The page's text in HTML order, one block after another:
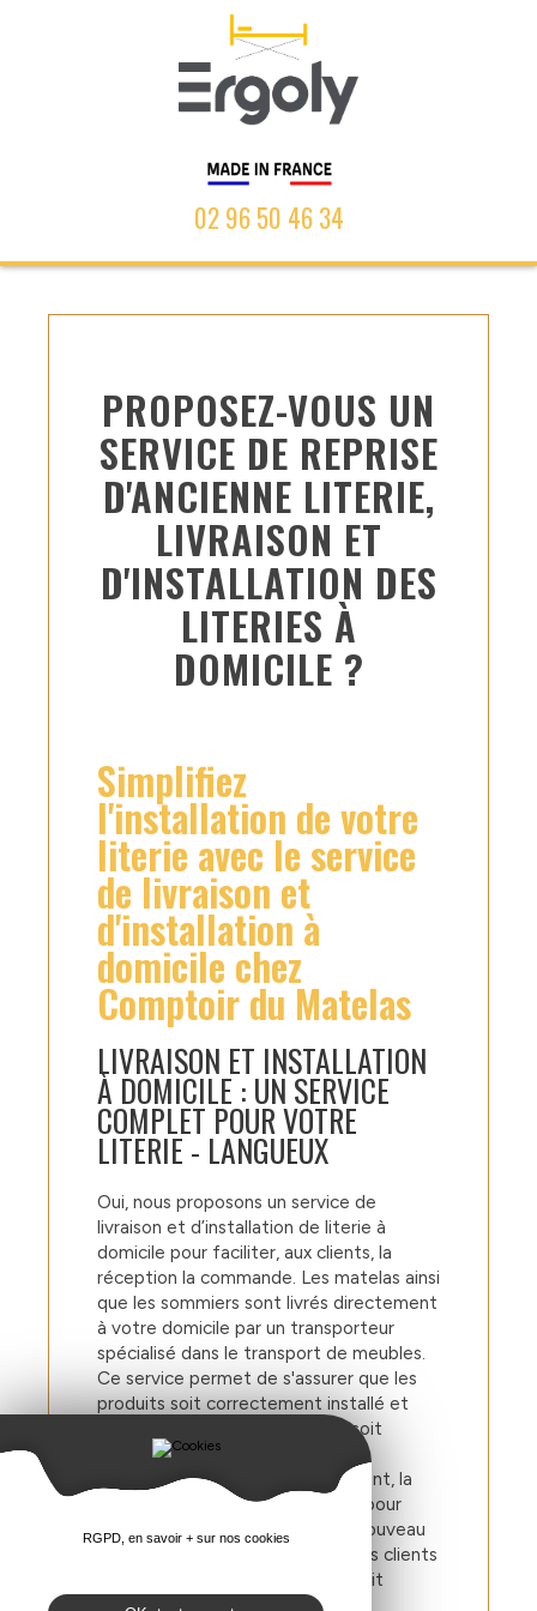
02 96 50 46 34
PROPOSEZ-VOUS UN
SERVICE DE REPRISE
D'ANCIENNE LITERIE,
LIVRAISON ET
D'INSTALLATION DES
LITERIES À
DOMICILE ?
Simplifiez
l'installation de votre
literie avec le service
de livraison et
d'installation à
domicile chez
Comptoir du Matelas
LIVRAISON ET INSTALLATION
À DOMICILE : UN SERVICE
COMPLET POUR VOTRE
LITERIE - LANGUEUX
Oui, nous proposons un service de
livraison et d’installation de literie à
domicile pour faciliter, aux clients, la
réception la commande. Les matelas ainsi
que les sommiers sont livrés directement
à votre domicile par un transporteur
spécialisé dans le transport de meubles.
Ce service permet de s'assurer que les
produits soit correctement installé et
que toutes les fonctionnalités soit
opérationnelles.
De plus, nous proposons également, la
reprise de votre ancienne literie pour
faciliter la transition vers votre nouveau
lit. Cette prestation permet à nos clients
de se débarrasser de leur ancien lit
encombrant en toute
RGPD, en savoir + sur nos cookies